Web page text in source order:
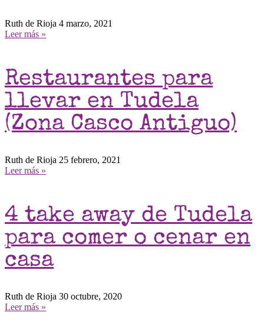
Ruth de Rioja 4 marzo, 2021
Leer más »
Restaurantes para
llevar en Tudela
(Zona Casco Antiguo)
Ruth de Rioja 25 febrero, 2021
Leer más »
4 take away de Tudela
para comer o cenar en
casa
Ruth de Rioja 30 octubre, 2020
Leer más »